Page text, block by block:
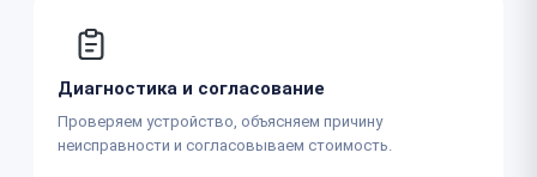
Диагностика и согласование
Проверяем устройство, объясняем причину
неисправности и согласовываем стоимость.